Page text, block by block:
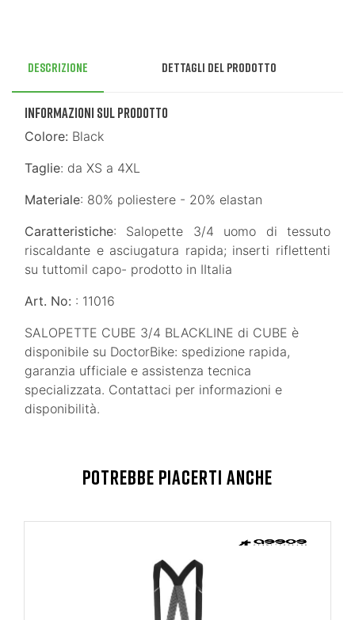
Descrizione Dettagli del prodotto
INFORMAZIONI SUL PRODOTTO
Colore: Black
Taglie: da XS a 4XL
Materiale: 80% poliestere - 20% elastan
Caratteristiche: Salopette 3/4 uomo di tessuto
riscaldante e asciugatura rapida; inserti riflettenti
su tuttomil capo- prodotto in IItalia
Art. No: : 11016
SALOPETTE CUBE 3/4 BLACKLINE di CUBE è
disponibile su DoctorBike: spedizione rapida,
garanzia ufficiale e assistenza tecnica
specializzata. Contattaci per informazioni e
disponibilità.
POTREBBE PIACERTI ANCHE